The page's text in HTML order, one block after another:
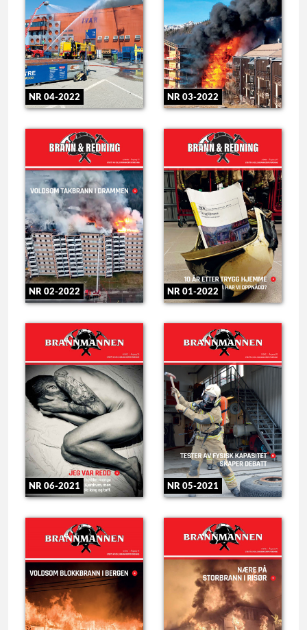
NR 04-2022 NR 03-2022
NR 02-2022 NR 01-2022
NR 06-2021 NR 05-2021